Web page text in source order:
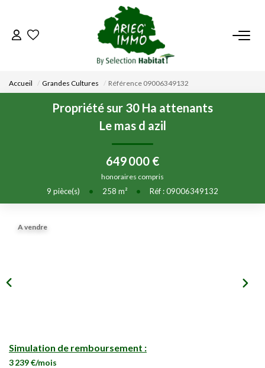
ACCUEIL
NOS BIENS
VENDRE UN BIEN
DÉPOSEZ VOTRE RECHERCHE
NOUS REJOINDRE
Accueil Grandes Cultures Référence 09006349132
Propriété sur 30 Ha attenants
Le mas d azil
649 000 €
honoraires compris
9 pièce(s) • 258 m² • Réf : 09006349132
A vendre
Simulation de remboursement :
3 239 €/mois